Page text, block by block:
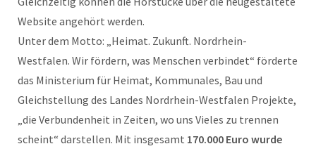
Website angehört werden.
Unter dem Motto: „Heimat. Zukunft. Nordrhein-
Westfalen. Wir fördern, was Menschen verbindet“ förderte
das Ministerium für Heimat, Kommunales, Bau und
Gleichstellung des Landes Nordrhein-Westfalen Projekte,
„die Verbundenheit in Zeiten, wo uns Vieles zu trennen
scheint“ darstellen. Mit insgesamt 170.000 Euro wurde